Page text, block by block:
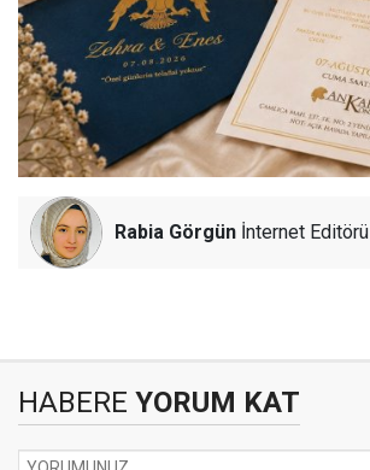
Rabia Görgün İnternet Editörü
HABERE YORUM KAT